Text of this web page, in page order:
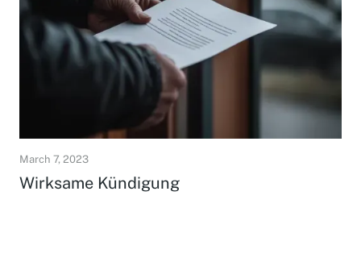
March 7, 2023
Wirksame Kündigung